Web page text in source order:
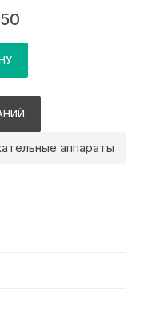
аппараты